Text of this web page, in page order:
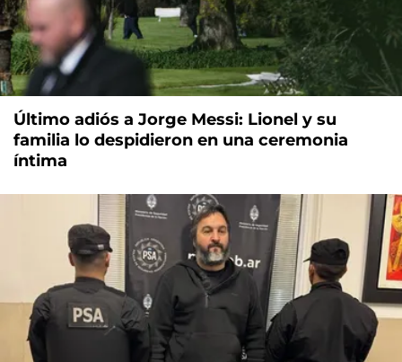
Último adiós a Jorge Messi: Lionel y su
familia lo despidieron en una ceremonia
íntima